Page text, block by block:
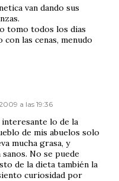
van dando sus
tomo todos los dias
las cenas, menudo
a las 19:36
lo de la
de mis abuelos solo
mucha grasa, y
No se puede
de la dieta también la
curiosidad por